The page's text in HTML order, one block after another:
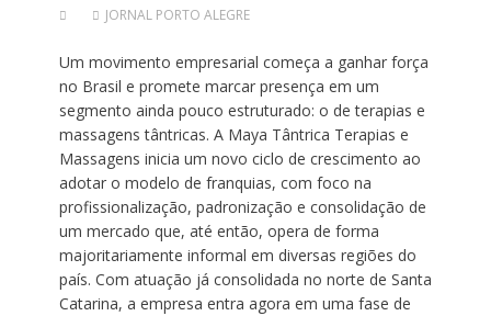
JORNAL PORTO ALEGRE
Um movimento empresarial começa a ganhar força
no Brasil e promete marcar presença em um
segmento ainda pouco estruturado: o de terapias e
massagens tântricas. A Maya Tântrica Terapias e
Massagens inicia um novo ciclo de crescimento ao
adotar o modelo de franquias, com foco na
profissionalização, padronização e consolidação de
um mercado que, até então, opera de forma
majoritariamente informal em diversas regiões do
país. Com atuação já consolidada no norte de Santa
Catarina, a empresa entra agora em uma fase de